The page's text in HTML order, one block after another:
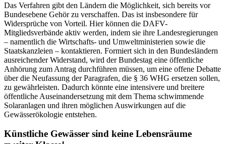
Das Verfahren gibt den Ländern die Möglichkeit, sich bereits vor
Bundesebene Gehör zu verschaffen. Das ist insbesondere für
Widersprüche von Vorteil. Hier können die DAFV-
Mitgliedsverbände aktiv werden, indem sie ihre Landesregierungen
– namentlich die Wirtschafts- und Umweltministerien sowie die
Staatskanzleien – kontaktieren. Formiert sich in den Bundesländern
ausreichender Widerstand, wird der Bundestag eine öffentliche
Anhörung zum Antrag durchführen müssen, um eine offene Debatte
über die Neufassung der Paragrafen, die § 36 WHG ersetzen sollen,
zu gewährleisten. Dadurch könnte eine intensivere und breitere
öffentliche Auseinandersetzung mit dem Thema schwimmende
Solaranlagen und ihren möglichen Auswirkungen auf die
Gewässerökologie entstehen.
Künstliche Gewässer sind keine Lebensräume